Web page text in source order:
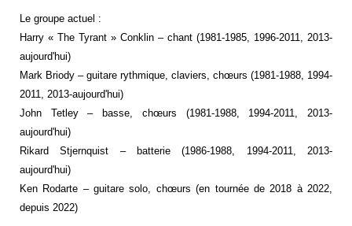
Le groupe actuel :
Harry « The Tyrant » Conklin – chant (1981-1985, 1996-2011, 2013-
aujourd'hui)
Mark Briody – guitare rythmique, claviers, chœurs (1981-1988, 1994-
2011, 2013-aujourd'hui)
John Tetley – basse, chœurs (1981-1988, 1994-2011, 2013-
aujourd'hui)
Rikard Stjernquist – batterie (1986-1988, 1994-2011, 2013-
aujourd'hui)
Ken Rodarte – guitare solo, chœurs (en tournée de 2018 à 2022,
depuis 2022)